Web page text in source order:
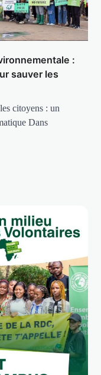
:
sauver les
citoyens : un
Dans